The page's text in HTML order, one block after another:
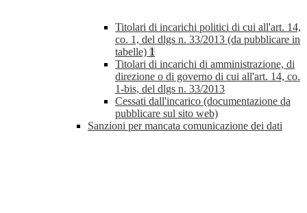
Titolari di incarichi politici di cui all'art. 14,
co. 1, del dlgs n. 33/2013 (da pubblicare in
tabelle) 1
Titolari di incarichi di amministrazione, di
direzione o di governo di cui all'art. 14, co.
1-bis, del dlgs n. 33/2013
Cessati dall'incarico (documentazione da
pubblicare sul sito web)
Sanzioni per mancata comunicazione dei dati